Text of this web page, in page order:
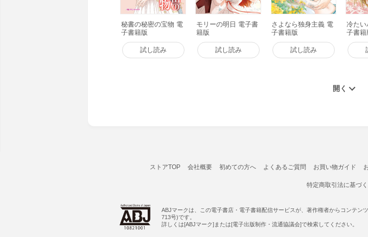
秘書の秘密の宝物 電
子書籍版
試し読み
モリーの明日 電子書
籍版
試し読み
さよなら独身主義 電
子書籍版
試し読み
冷た
子書籍
ストアTOP 会社概要 初めての方へ よくあるご質問 お買い物ガイド
特定商取引法に基づ
ABJマークは、この電子書店・電子書籍配信サービスが、著作権者からコンテ
713号)です。
詳しくは[ABJマーク]または[電子出版制作・流通協議会]で検索してください。